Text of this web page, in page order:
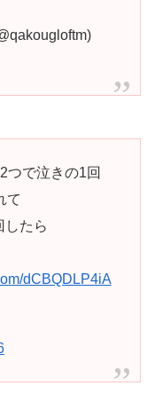
つで泣きの1回
て
したら
dCBQDLP4iA